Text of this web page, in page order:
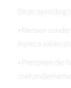
Deze opleiding
• Mensen
horeca willen
• Personen die
met